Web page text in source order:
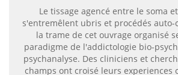
Le tissage agencé entre le soma
s'entremêlent ubris et procédés auto-
la trame de cet ouvrage organisé
paradigme de l'addictologie bio-
psychanalyse. Des cliniciens et
champs ont croisé leurs experiences